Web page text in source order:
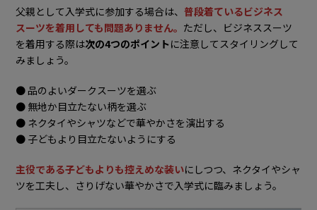
父親として入学式に参加する場合は、普段着ているビジネス
スーツを着用しても問題ありません。 ただし、ビジネススーツ
を着用する際は次の4つのポイントに注意してスタイリングして
みましょう。
● 品のよいダークスーツを選ぶ
● 無地か目立たない柄を選ぶ
● ネクタイやシャツなどで華やかさを演出する
● 子どもより目立たないようにする
主役である子どもよりも控えめな装いにしつつ、ネクタイやシャ
ツを工夫し、さりげない華やかさで入学式に臨みましょう。